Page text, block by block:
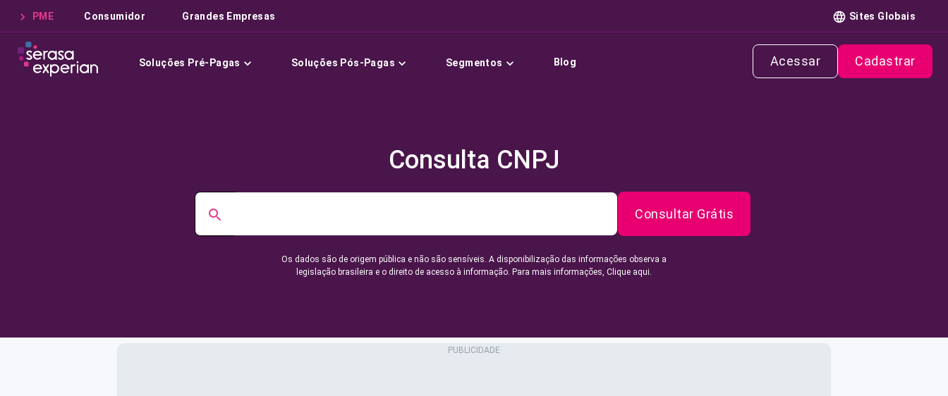
PME Consumidor Grandes Empresas Sites Globais
Soluções Pré-Pagas Soluções Pós-Pagas Segmentos Blog Acessar Cadastrar
Consulta CNPJ
Consultar Grátis
Os dados são de origem pública e não são sensíveis. A disponibilização das informações observa a
legislação brasileira e o direito de acesso à informação. Para mais informações, Clique aqui.